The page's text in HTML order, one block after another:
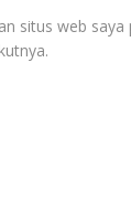
situs web saya